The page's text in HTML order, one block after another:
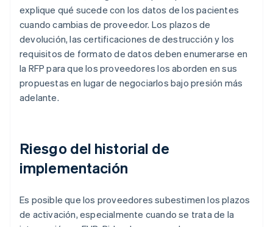
explique qué sucede con los datos de los pacientes
cuando cambias de proveedor. Los plazos de
devolución, las certificaciones de destrucción y los
requisitos de formato de datos deben enumerarse en
la RFP para que los proveedores los aborden en sus
propuestas en lugar de negociarlos bajo presión más
adelante.
Riesgo del historial de
implementación
Es posible que los proveedores subestimen los plazos
de activación, especialmente cuando se trata de la